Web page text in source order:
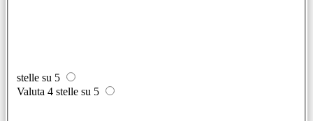
stelle su 5
Valuta 4 stelle su 5